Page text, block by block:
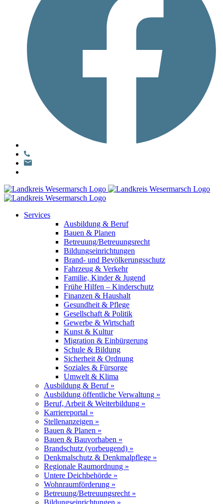
Services
Ausbildung & Beruf
Bauen & Planen
Betreuung/Betreuungsrecht
Bildungseinrichtungen
Brand- und Bevölkerungsschutz
Fahrzeug & Verkehr
Familie, Kinder & Jugend
Frühe Hilfen – Kinderschutz
Finanzen & Haushalt
Gesundheit & Pflege
Gesellschaft & Politik
Gewerbe & Wirtschaft
Kunst & Kultur
Migration & Einbürgerung
Schule & Bildung
Sicherheit & Ordnung
Soziales & Fürsorge
Umwelt & Klima
Ausbildung & Beruf »
Ausbildung öffentliche Verwaltung »
Beruf, Arbeit & Weiterbildung »
Karriereportal »
Stellenanzeigen »
Bauen & Planen »
Bauen & Bauvorhaben »
Brandschutz (vorbeugend) »
Denkmalschutz & Denkmalpflege »
Regionale Raumordnung »
Untere Deichbehörde »
Wohnraumförderung »
Betreuung/Betreuungsrecht »
Bildungseinrichtungen »